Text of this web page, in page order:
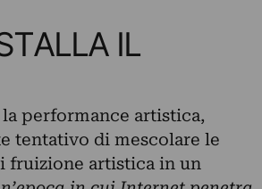
IL
performance artistica,
tentativo di mescolare le
fruizione artistica in un